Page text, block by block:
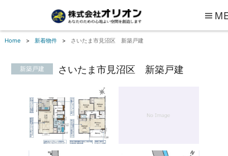
Home 新着物件 さいたま市見沼区 新築戸建
新築戸建 さいたま市見沼区 新築戸建